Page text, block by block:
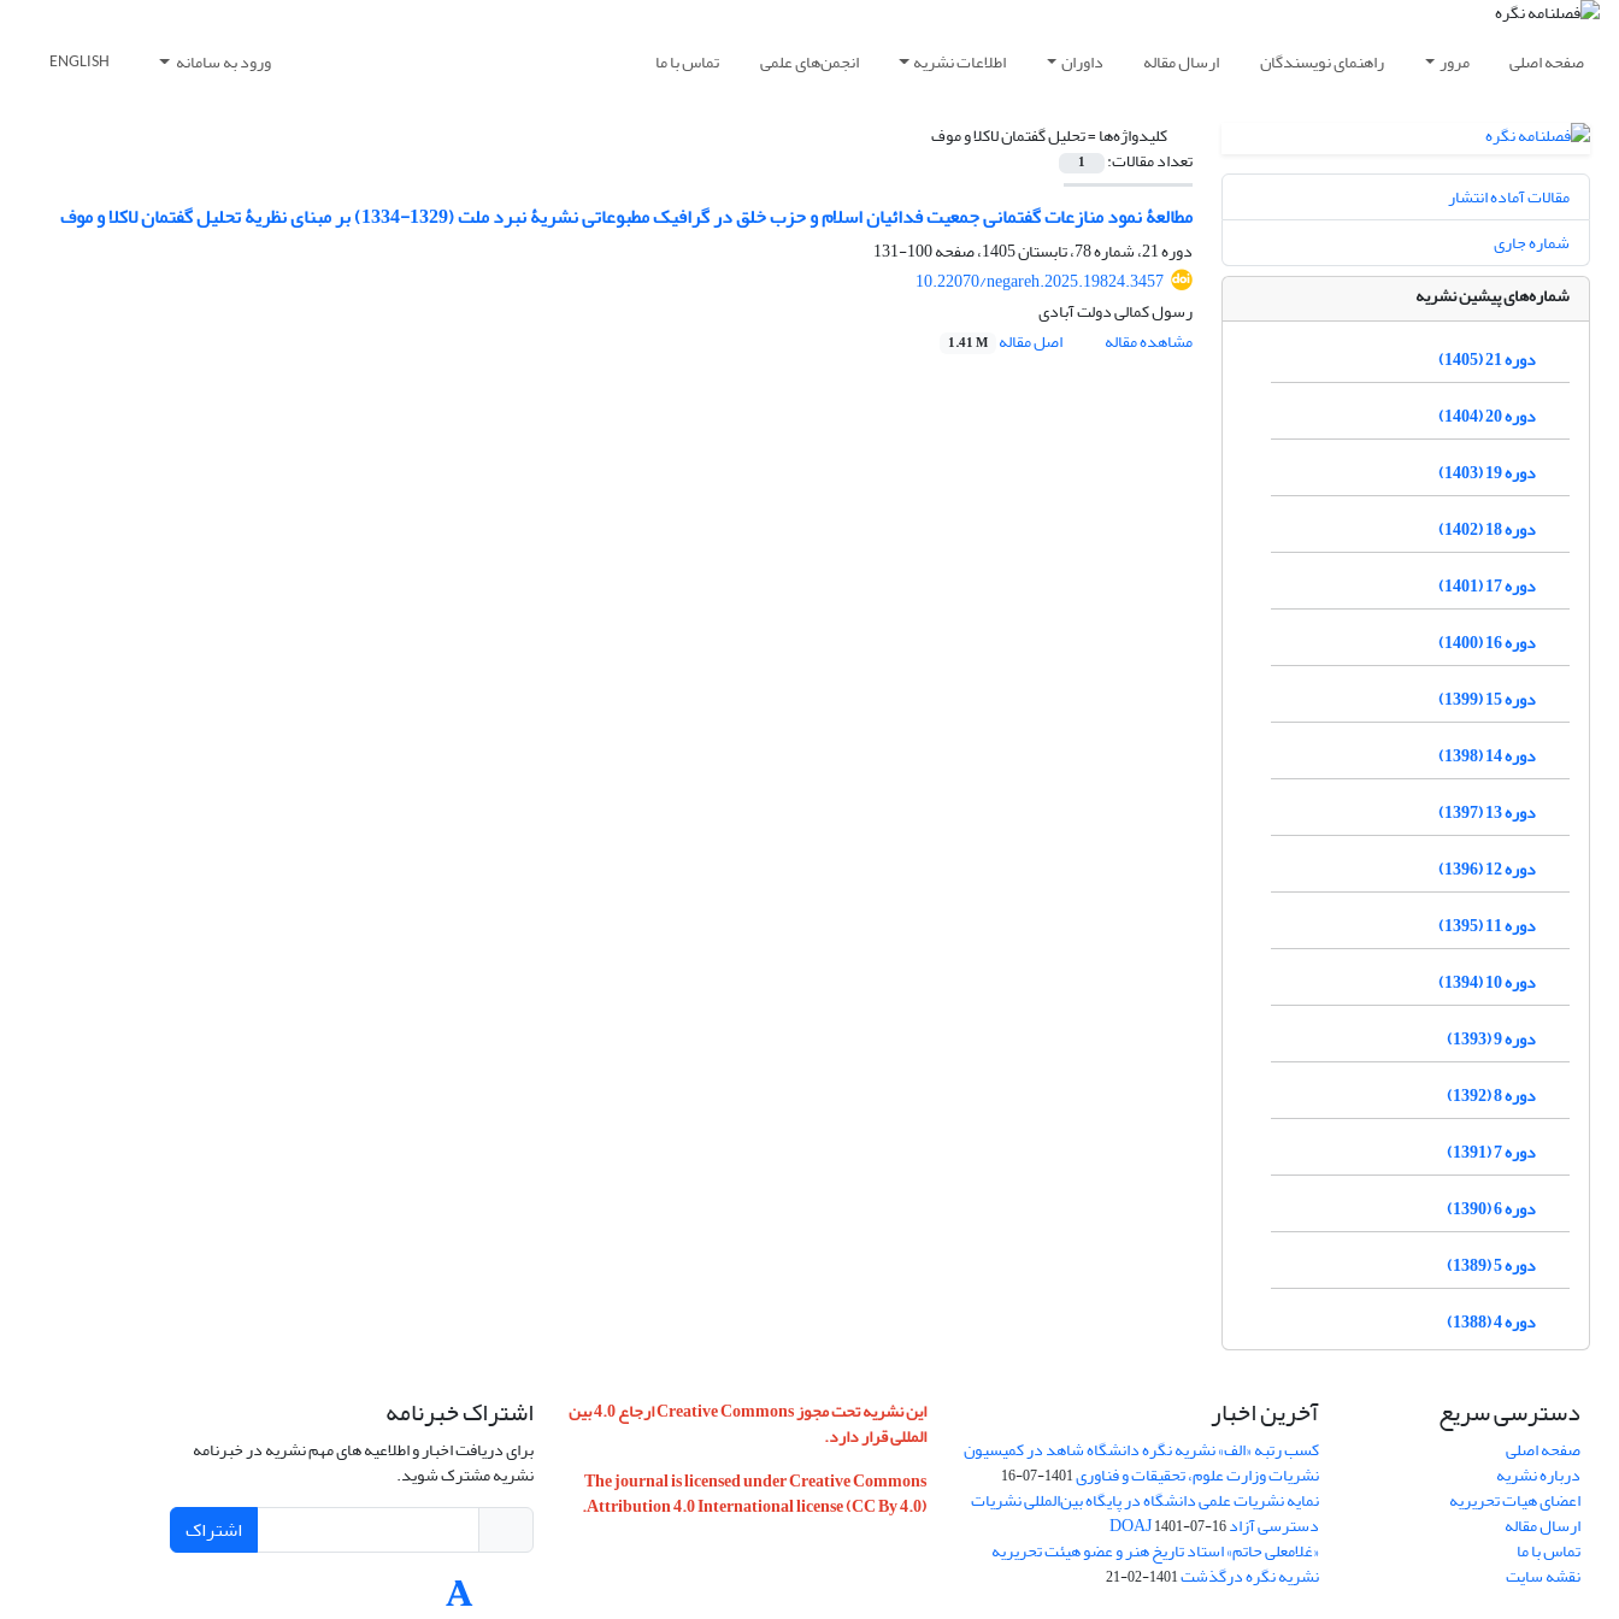
صفحه اصلی مرور راهنمای نویسندگان ارسال مقاله داوران اطلاعات نشریه انجمن‌های علمی تماس با ما ورود به سامانه ENGLISH
کلیدواژه‌ها =تحلیل گفتمان لاکلا و موف
تعداد مقالات: 1
مطالعۀ نمود منازعات گفتمانی جمعیت فدائیان اسلام و حزب ‌خلق در گرافیک مطبوعاتی نشریۀ نبرد ملت (1329-1334) بر مبنای نظریۀ تحلیل گفتمان لاکلا و موف
دوره 21، شماره 78، تابستان 1405، صفحه
100-131
10.22070/negareh.2025.19824.3457
رسول کمالی دولت آبادی
مشاهده مقاله
اصل مقاله 1.41 M
مقالات آماده انتشار
شماره جاری
شماره‌های پیشین نشریه
دوره 21 (1405)
دوره 20 (1404)
دوره 19 (1403)
دوره 18 (1402)
دوره 17 (1401)
دوره 16 (1400)
دوره 15 (1399)
دوره 14 (1398)
دوره 13 (1397)
دوره 12 (1396)
دوره 11 (1395)
دوره 10 (1394)
دوره 9 (1393)
دوره 8 (1392)
دوره 7 (1391)
دوره 6 (1390)
دوره 5 (1389)
دوره 4 (1388)
دسترسی سریع
صفحه اصلی
درباره نشریه
اعضای هیات تحریریه
ارسال مقاله
تماس با ما
نقشه سایت
آخرین اخبار
کسب رتبه «الف» نشریه نگره دانشگاه شاهد در کمیسیون
نشریات وزارت علوم، تحقیقات و فناوری1401-07-16
نمایه نشریات علمی دانشگاه در پایگاه بین‌المللی نشریات
دسترسی آزاد DOAJ1401-07-16
«غلامعلی حاتم» استاد تاریخ هنر و عضو هیئت تحریریه
نشریه نگره درگذشت1401-02-21
این نشریه تحت مجوز Creative Commons ارجاع 4.0 بین
المللی قرار دارد.
The journal is licensed under Creative Commons
Attribution 4.0 International license (CC By 4.0).
اشتراک خبرنامه
برای دریافت اخبار و اطلاعیه های مهم نشریه در خبرنامه
نشریه مشترک شوید.
اشتراک